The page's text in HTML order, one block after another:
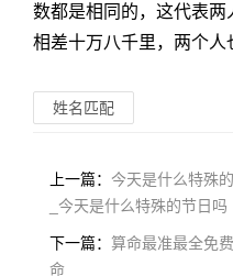
数都是相同的，这代表
相差十万八千里，两个人
姓名匹配
上一篇： 今天是什么特殊
_今天是什么特殊的节日吗
下一篇： 算命最准最全免
命